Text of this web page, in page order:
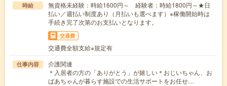
時給
無資格未経験：時給1600円～ 経験者：時給1800円～★日
払い／週払い制度あり（月払いも選べます）※稼働開始時は
手続き完了次第のお支払いとなります。
交通費
交通費全額支給※規定有
仕事内容
介護関連
＊入居者の方の「ありがとう」が嬉しい＊おじいちゃん、お
ばあちゃんが暮らす施設での生活サポートをお任せ…